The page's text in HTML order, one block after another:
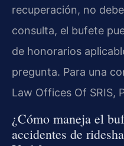
recuperación, no
consulta, el bufete
de honorarios
pregunta. Para una
Law Offices Of SRIS,
¿Cómo maneja el
accidentes de